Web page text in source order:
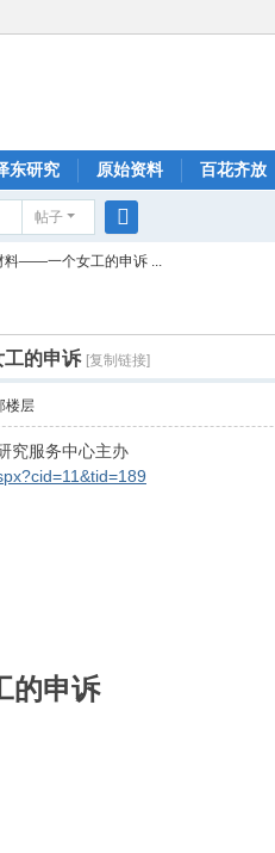
东研究 原始资料 百花齐放
帖子
搜
料――一个女工的申诉 ...
的申诉 [复制链接]
楼层
究服务中心主办
的申诉